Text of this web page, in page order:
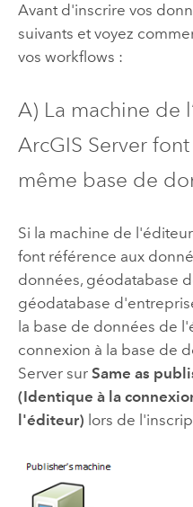
Avant d'inscrire vos
suivants et voyez
vos workflows :
A) La machine de
ArcGIS Serverfont
même base de
Si la machine de
font référence aux
données, géodatabase
géodatabase
la base de données de
connexion à la base de
Serversur Same as
(Identique à la
l'éditeur) lors de